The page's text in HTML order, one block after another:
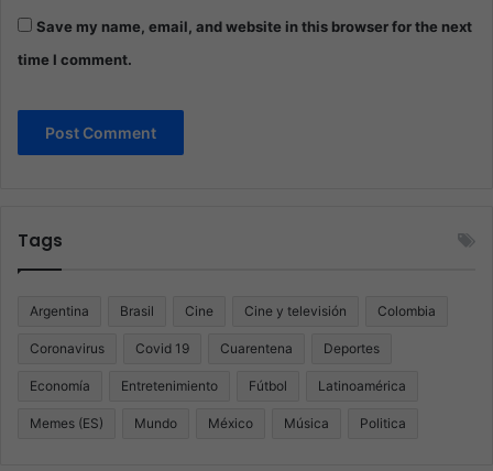
Save my name, email, and website in this browser for the next
time I comment.
Tags
Argentina Brasil Cine Cine y televisión Colombia
Coronavirus Covid 19 Cuarentena Deportes
Economía Entretenimiento Fútbol Latinoamérica
Memes (ES) Mundo México Música Politica